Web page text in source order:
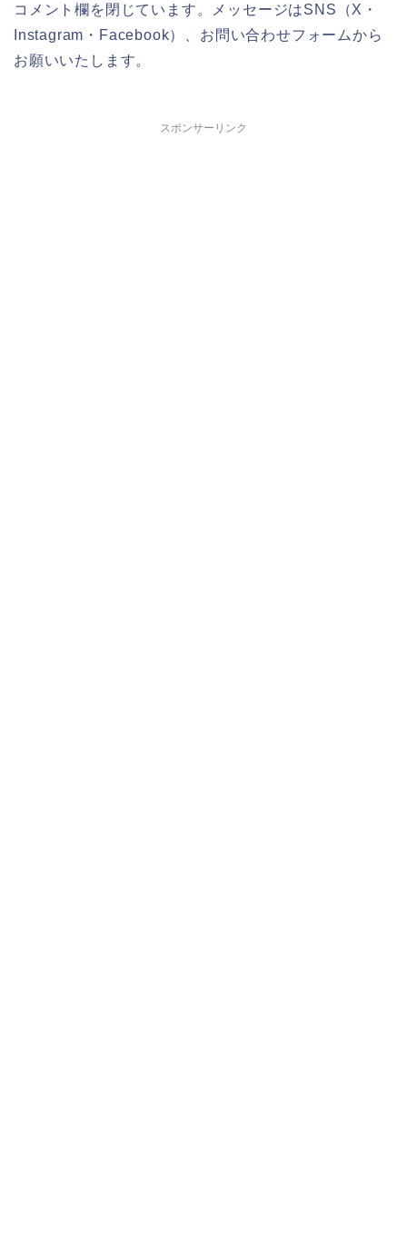
コメント欄を閉じています。メッセージはSNS（X・
Instagram・Facebook）、お問い合わせフォームから
お願いいたします。
スポンサーリンク